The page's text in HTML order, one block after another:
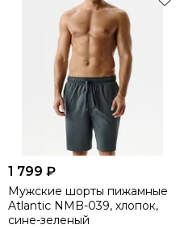
1 799 ₽
Мужские шорты пижамные
Atlantic NMB-039, хлопок,
сине-зеленый